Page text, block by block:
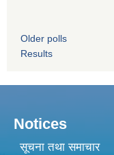
Older polls
Results
Notices
सूचना तथा समाचार